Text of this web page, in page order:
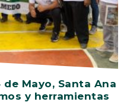
Mayo, Santa Ana
y herramientas